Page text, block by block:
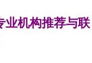
业机构推荐与联